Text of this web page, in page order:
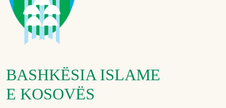
BASHKËSIA ISLAME
E KOSOVËS